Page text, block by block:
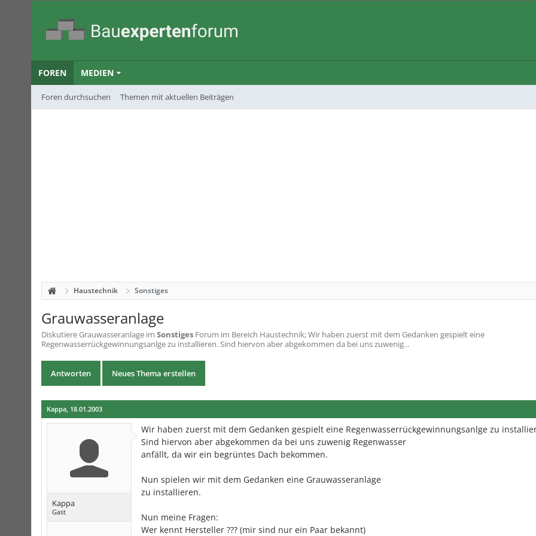
FOREN
Foren durchsuchen Themen mit aktuellen Beiträgen
MEDIEN
Haustechnik Sonstiges
Grauwasseranlage
DiskutiereGrauwasseranlage im Sonstiges Forum im Bereich Haustechnik; Wir haben zuerst mit dem Gedanken gespielt eine
Regenwasserrückgewinnungsanlge zu installieren. Sind hiervon aber abgekommen da bei uns zuwenig...
Antworten Neues Thema erstellen
Kappa, 18.01.2003
Kappa
Gast
Wir haben zuerst mit dem Gedanken gespielt eine Regenwasserrückgewinnungsanlge zu
Sind hiervon aber abgekommen da bei uns zuwenig Regenwasser
anfällt, da wir ein begrüntes Dach bekommen.
Nun spielen wir mit dem Gedanken eine Grauwasseranlage
zu installieren.
Nun meine Fragen:
Wer kennt Hersteller ??? (mir sind nur ein Paar bekannt)